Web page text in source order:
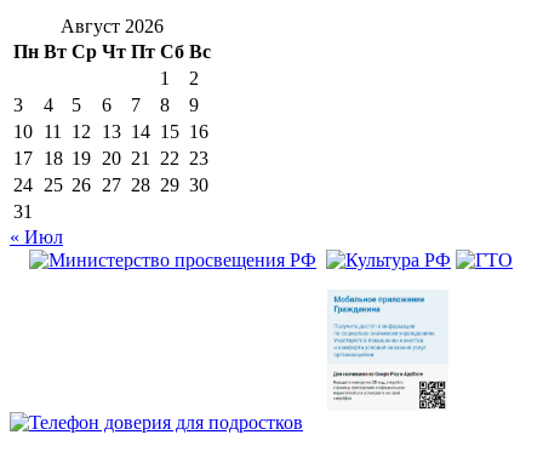
Август 2026
Пн Вт Ср Чт Пт Сб Вс
1
2
3
4 5 6 7 8
9
10 11 12 13 14 15 16
17 18 19 20 21 22 23
24 25 26 27 28 29 30
31
« Июл